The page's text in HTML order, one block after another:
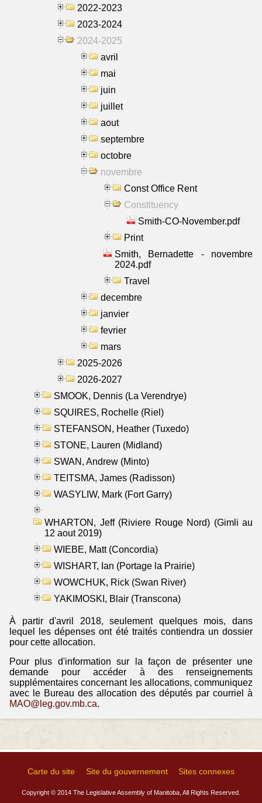
2022-2023
2023-2024
2024-2025
avril
mai
juin
juillet
aout
septembre
octobre
novembre
Const Office Rent
Constituency
Smith-CO-November.pdf
Print
Smith, Bernadette - novembre
2024.pdf
Travel
decembre
janvier
fevrier
mars
2025-2026
2026-2027
SMOOK, Dennis (La Verendrye)
SQUIRES, Rochelle (Riel)
STEFANSON, Heather (Tuxedo)
STONE, Lauren (Midland)
SWAN, Andrew (Minto)
TEITSMA, James (Radisson)
WASYLIW, Mark (Fort Garry)
WHARTON, Jeff (Riviere Rouge Nord) (Gimli au
12 aout 2019)
WIEBE, Matt (Concordia)
WISHART, Ian (Portage la Prairie)
WOWCHUK, Rick (Swan River)
YAKIMOSKI, Blair (Transcona)
À partir d'avril 2018, seulement quelques mois, dans
lequel les dépenses ont été traités contiendra un dossier
pour cette allocation.
Pour plus d'information sur la façon de présenter une
demande pour accéder à des renseignements
supplémentaires concernant les allocations, communiquez
avec le Bureau des allocation des députés par courriel à
MAO@leg.gov.mb.ca.
Carte du site Site du gouvernement Sites connexes
Copyright © 2014 The Legislative Assembly of Manitoba, All Rights Reserved.